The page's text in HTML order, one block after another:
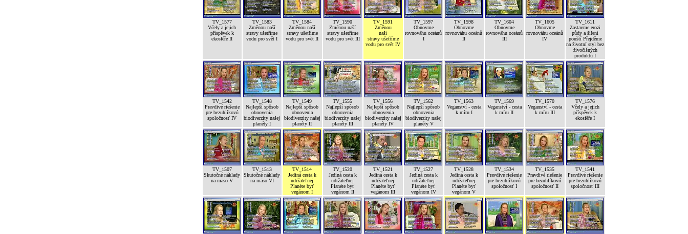
TV_1577
Včely a jejich
příspěvek k
ekosféře II
TV_1583
Změnou naší
stravy ušetříme
vodu pro svět I
TV_1584
Změnou naší
stravy ušetříme
vodu pro svět II
TV_1590
Změnou naší
stravy ušetříme
vodu pro svět III
TV_1591
Změnou
naší
stravy ušetříme
vodu pro svět IV
TV_1597
Obnovme
rovnováhu oceánů
I
TV_1598
Obnovme
rovnováhu oceánů
II
TV_1604
Obnovme
rovnováhu oceánů
III
TV_1605
Obnovme
rovnováhu oceánů
IV
TV_1611
Zastavme erozi
půdy a šíření
pouští Přejděme
na životní styl bez
živočišných
produktů I
TV_1542
Pravdivé riešenie
pre bezuhlíkovú
spoločnosť IV
TV_1548
Najlepší spôsob
obnovenia
biodiverzity našej
planéty I
TV_1549
Najlepší spôsob
obnovenia
biodiverzity našej
planéty II
TV_1555
Najlepší spôsob
obnovenia
biodiverzity našej
planéty III
TV_1556
Najlepší spôsob
obnovenia
biodiverzity našej
planéty IV
TV_1562
Najlepší spôsob
obnovenia
biodiverzity našej
planéty V
TV_1563
Veganství - cesta
k míru I
TV_1569
Veganství - cesta
k míru II
TV_1570
Veganství - cesta
k míru III
TV_1576
Včely a jejich
příspěvek k
ekosféře I
TV_1507
Skutočné náklady
na mäso V
TV_1513
Skutočné náklady
na mäso VI
TV_1514
Jediná cesta k
udržateľnej
Planéte byť
vegánom I
TV_1520
Jediná cesta k
udržateľnej
Planéte byť
vegánom II
TV_1521
Jediná cesta k
udržateľnej
Planéte byť
vegánom III
TV_1527
Jediná cesta k
udržateľnej
Planéte byť
vegánom IV
TV_1528
Jediná cesta k
udržateľnej
Planéte byť
vegánom V
TV_1534
Pravdivé riešenie
pre bezuhlíkovú
spoločnosť I
TV_1535
Pravdivé riešenie
pre bezuhlíkovú
spoločnosť II
TV_1541
Pravdivé riešenie
pre bezuhlíkovú
spoločnosť III